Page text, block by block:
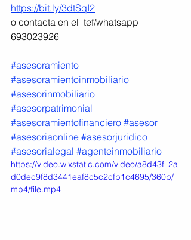
https://bit.ly/3dtSqI2
o contacta en el  tef/whatsapp
693023926
#asesoramiento
#asesoramientoinmobiliario
#asesorinmobiliario
#asesorpatrimonial
#asesoramientofinanciero #asesor
#asesoriaonline #asesorjuridico
#asesorialegal #agenteinmobiliario
https://video.wixstatic.com/video/a8d43f_2a
d0dec9f8d3441eaf8c5c2cfb1c4695/360p/
mp4/file.mp4